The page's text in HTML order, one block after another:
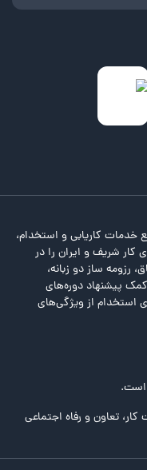
خدمات کاریابی و استخدام،
کار شریف و ایران را در
رزومه ساز دو زبانه،
پیشنهاد دوره‌های
استخدام از ویژگی‌های
است.
کار، تعاون و رفاه اجتماعی